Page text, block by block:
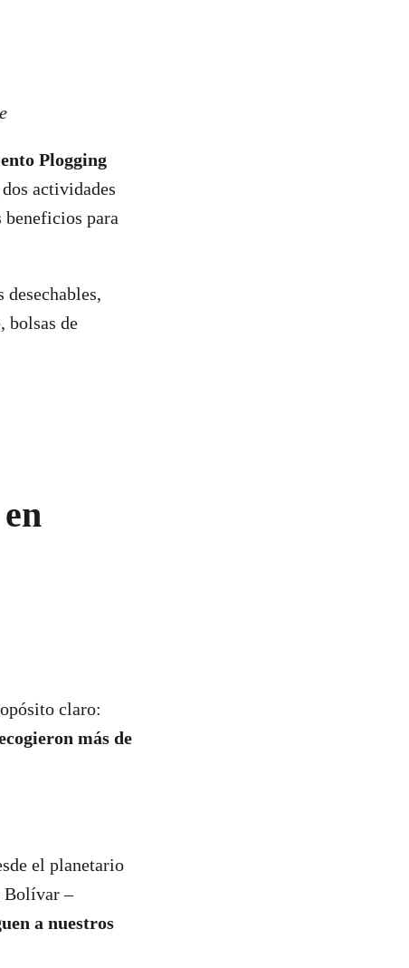
Plogging
actividades
beneficios para
bolsas de
claro:
más de
el planetario
Bolívar –
a nuestros